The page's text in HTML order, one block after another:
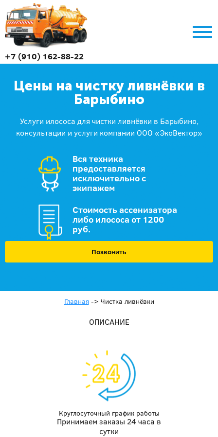
+7 (910) 162-88-22
Цены на чистку ливнёвки в
Барыбино
Услуги илососа для чистки ливнёвки в Барыбино,
консультации и услуги компании ООО «ЭкоВектор»
Вся техника
предоставляется
исключительно с
экипажем
Стоимость ассенизатора
либо илососа от 1200
руб.
Позвонить
Главная -> Чистка ливнёвки
ОПИСАНИЕ
Круглосуточный график работы
Принимаем заказы 24 часа в
сутки